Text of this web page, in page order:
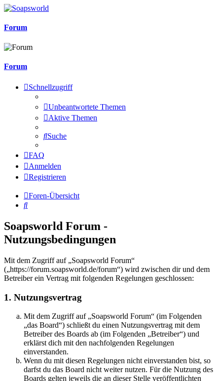
Forum
Forum
Schnellzugriff
Unbeantwortete Themen
Aktive Themen
Suche
FAQ
Anmelden
Registrieren
Foren-Übersicht
Suche
Soapsworld Forum -
Nutzungsbedingungen
Mit dem Zugriff auf „Soapsworld Forum“
(„https://forum.soapsworld.de/forum“) wird zwischen dir und dem
Betreiber ein Vertrag mit folgenden Regelungen geschlossen:
1. Nutzungsvertrag
Mit dem Zugriff auf „Soapsworld Forum“ (im Folgenden
„das Board“) schließt du einen Nutzungsvertrag mit dem
Betreiber des Boards ab (im Folgenden „Betreiber“) und
erklärst dich mit den nachfolgenden Regelungen
einverstanden.
Wenn du mit diesen Regelungen nicht einverstanden bist, so
darfst du das Board nicht weiter nutzen. Für die Nutzung des
Boards gelten jeweils die an dieser Stelle veröffentlichten